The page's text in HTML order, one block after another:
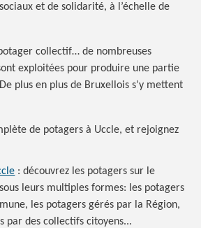
et de solidarité, à l’échelle de
collectif… de nombreuses
exploitées pour produire une partie
plus en plus de Bruxellois s’y mettent
de potagers à Uccle, et rejoignez
: découvrez les potagers sur le
leurs multiples formes: les potagers
les potagers gérés par la Région,
par des collectifs citoyens...